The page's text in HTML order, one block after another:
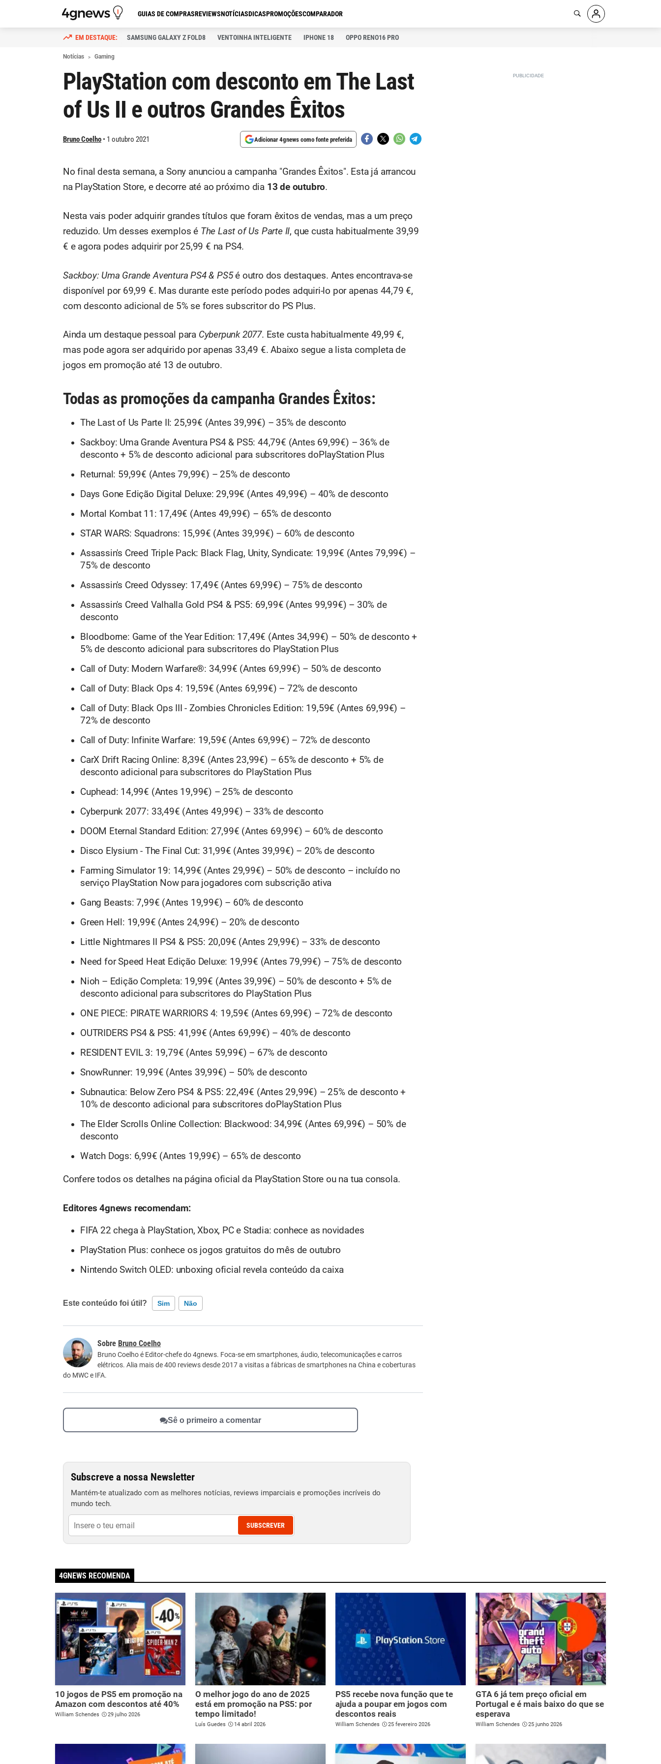
GUIAS DE COMPRASREVIEWSNOTÍCIASDICASPROMOÇÕESCOMPARADOR
SAMSUNG GALAXY Z FOLD8 VENTOINHA INTELIGENTE IPHONE 18 OPPO RENO16 PRO
Notícias Gaming
PlayStation com desconto em The Last
of Us II e outros Grandes Êxitos
Bruno Coelho 1 outubro 2021 Adicionar 4gnews como fonte preferida
No final desta semana, a Sony anunciou a campanha "Grandes Êxitos". Esta já arrancou
na PlayStation Store, e decorre até ao próximo dia 13 de outubro.
Nesta vais poder adquirir grandes títulos que foram êxitos de vendas, mas a um preço
reduzido. Um desses exemplos é The Last of Us Parte II, que custa habitualmente 39,99
€ e agora podes adquirir por 25,99 € na PS4.
Sackboy: Uma Grande Aventura PS4 & PS5é outro dos destaques. Antes encontrava-se
disponível por 69,99 €. Mas durante este período podes adquiri-lo por apenas 44,79 €,
com desconto adicional de 5% se fores subscritor do PS Plus.
Ainda um destaque pessoal para Cyberpunk 2077. Este custa habitualmente 49,99 €,
mas pode agora ser adquirido por apenas 33,49 €. Abaixo segue a lista completa de
jogos em promoção até 13 de outubro.
Todas as promoções da campanha Grandes Êxitos:
The Last of Us Parte II: 25,99€ (Antes 39,99€) – 35% de desconto
Sackboy: Uma Grande Aventura PS4 & PS5: 44,79€ (Antes 69,99€) – 36% de
desconto + 5% de desconto adicional para subscritores doPlayStation Plus
Returnal: 59,99€ (Antes 79,99€) – 25% de desconto
Days Gone Edição Digital Deluxe: 29,99€ (Antes 49,99€) – 40% de desconto
Mortal Kombat 11: 17,49€ (Antes 49,99€) – 65% de desconto
STAR WARS: Squadrons: 15,99€ (Antes 39,99€) – 60% de desconto
Assassin's Creed Triple Pack: Black Flag, Unity, Syndicate: 19,99€ (Antes 79,99€) –
75% de desconto
Assassin's Creed Odyssey: 17,49€ (Antes 69,99€) – 75% de desconto
Assassin's Creed Valhalla Gold PS4 & PS5: 69,99€ (Antes 99,99€) – 30% de
desconto
Bloodborne: Game of the Year Edition: 17,49€ (Antes 34,99€) – 50% de desconto +
5% de desconto adicional para subscritores do PlayStation Plus
Call of Duty: Modern Warfare®: 34,99€ (Antes 69,99€) – 50% de desconto
Call of Duty: Black Ops 4: 19,59€ (Antes 69,99€) – 72% de desconto
Call of Duty: Black Ops III - Zombies Chronicles Edition: 19,59€ (Antes 69,99€) –
72% de desconto
Call of Duty: Infinite Warfare: 19,59€ (Antes 69,99€) – 72% de desconto
CarX Drift Racing Online: 8,39€ (Antes 23,99€) – 65% de desconto + 5% de
desconto adicional para subscritores do PlayStation Plus
Cuphead: 14,99€ (Antes 19,99€) – 25% de desconto
Cyberpunk 2077: 33,49€ (Antes 49,99€) – 33% de desconto
DOOM Eternal Standard Edition: 27,99€ (Antes 69,99€) – 60% de desconto
Disco Elysium - The Final Cut: 31,99€ (Antes 39,99€) – 20% de desconto
Farming Simulator 19: 14,99€ (Antes 29,99€) – 50% de desconto – incluído no
serviço PlayStation Now para jogadores com subscrição ativa
Gang Beasts: 7,99€ (Antes 19,99€) – 60% de desconto
Green Hell: 19,99€ (Antes 24,99€) – 20% de desconto
Little Nightmares II PS4 & PS5: 20,09€ (Antes 29,99€) – 33% de desconto
Need for Speed Heat Edição Deluxe: 19,99€ (Antes 79,99€) – 75% de desconto
Nioh – Edição Completa: 19,99€ (Antes 39,99€) – 50% de desconto + 5% de
desconto adicional para subscritores do PlayStation Plus
ONE PIECE: PIRATE WARRIORS 4: 19,59€ (Antes 69,99€) – 72% de desconto
OUTRIDERS PS4 & PS5: 41,99€ (Antes 69,99€) – 40% de desconto
RESIDENT EVIL 3: 19,79€ (Antes 59,99€) – 67% de desconto
SnowRunner: 19,99€ (Antes 39,99€) – 50% de desconto
Subnautica: Below Zero PS4 & PS5: 22,49€ (Antes 29,99€) – 25% de desconto +
10% de desconto adicional para subscritores doPlayStation Plus
The Elder Scrolls Online Collection: Blackwood: 34,99€ (Antes 69,99€) – 50% de
desconto
Watch Dogs: 6,99€ (Antes 19,99€) – 65% de desconto
Confere todos os detalhes na página oficial da PlayStation Store ou na tua consola.
Editores 4gnews recomendam:
FIFA 22 chega à PlayStation, Xbox, PC e Stadia: conhece as novidades
PlayStation Plus: conhece os jogos gratuitos do mês de outubro
Nintendo Switch OLED: unboxing oficial revela conteúdo da caixa
Este conteúdo foi útil? Sim Não
Este conteúdo não tem a informação que procuro
Outro
Bruno Coelho
Bruno Coelho é Editor-chefe do 4gnews. Foca-se em smartphones, áudio, telecomunicações e carros
elétricos. Alia mais de 400 reviews desde 2017 a visitas a fábricas de smartphones na China e coberturas
do MWC e IFA.
Sê o primeiro a comentar
Subscreve a nossa Newsletter
Mantém-te atualizado com as melhores notícias, reviews imparciais e promoções incríveis do
mundo tech.
SUBSCREVER
4GNEWS RECOMENDA
10 jogos de PS5 em promoção na
Amazon com descontos até 40%
William Schendes 29 julho 2026
O melhor jogo do ano de 2025
está em promoção na PS5: por
tempo limitado!
Luís Guedes 14 abril 2026
PS5 recebe nova função que te
ajuda a poupar em jogos com
descontos reais
William Schendes 25 fevereiro 2026
GTA 6 já tem preço oficial em
Portugal e é mais baixo do que se
esperava
William Schendes 25 junho 2026